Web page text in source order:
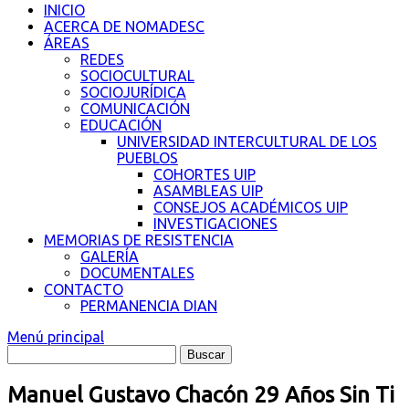
INICIO
ACERCA DE NOMADESC
ÁREAS
REDES
SOCIOCULTURAL
SOCIOJURÍDICA
COMUNICACIÓN
EDUCACIÓN
UNIVERSIDAD INTERCULTURAL DE LOS
PUEBLOS
COHORTES UIP
ASAMBLEAS UIP
CONSEJOS ACADÉMICOS UIP
INVESTIGACIONES
MEMORIAS DE RESISTENCIA
GALERÍA
DOCUMENTALES
CONTACTO
PERMANENCIA DIAN
Menú principal
Manuel Gustavo Chacón 29 Años Sin Ti